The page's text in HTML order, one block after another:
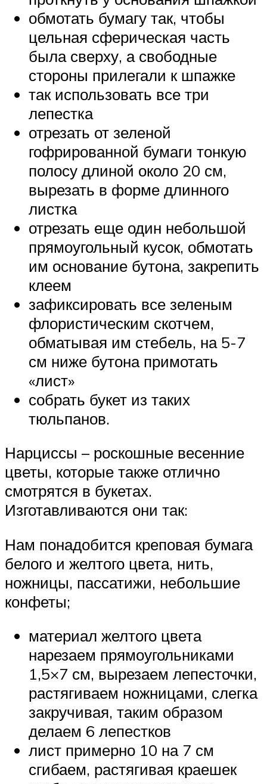
обмотать бумагу так, чтобы
цельная сферическая часть
была сверху, а свободные
стороны прилегали к шпажке
так использовать все три
лепестка
отрезать от зеленой
гофрированной бумаги тонкую
полосу длиной около 20 см,
вырезать в форме длинного
листка
отрезать еще один небольшой
прямоугольный кусок, обмотать
им основание бутона, закрепить
клеем
зафиксировать все зеленым
флористическим скотчем,
обматывая им стебель, на 5-7
см ниже бутона примотать
«лист»
собрать букет из таких
тюльпанов.
Нарциссы – роскошные весенние
цветы, которые также отлично
смотрятся в букетах.
Изготавливаются они так:
Нам понадобится креповая бумага
белого и желтого цвета, нить,
ножницы, пассатижи, небольшие
конфеты;
материал желтого цвета
нарезаем прямоугольниками
1,5×7 см, вырезаем лепесточки,
растягиваем ножницами, слегка
закручивая, таким образом
делаем 6 лепестков
лист примерно 10 на 7 см
сгибаем, растягивая краешек